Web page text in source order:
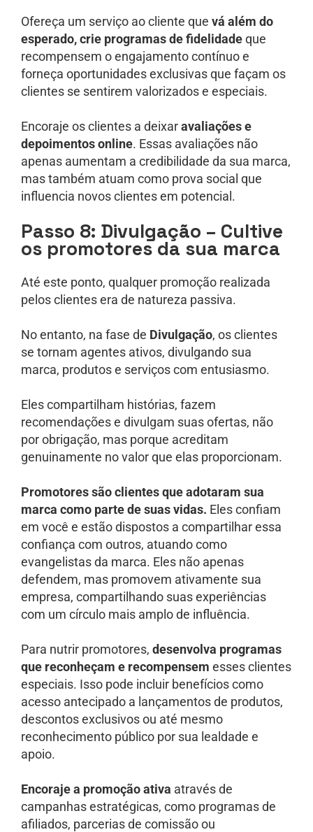
Ofereça um serviço ao cliente que vá além do
esperado, crie programas de fidelidadeque
recompensem o engajamento contínuo e
forneça oportunidades exclusivas que façam os
clientes se sentirem valorizados e especiais.
Encoraje os clientes a deixaravaliações e
depoimentos online. Essas avaliações não
apenas aumentam a credibilidade da sua marca,
mas também atuam como prova social que
influencia novos clientes em potencial.
Passo 8: Divulgação – Cultive
os promotores da sua marca
Até este ponto, qualquer promoção realizada
pelos clientes era de natureza passiva.
No entanto, na fase de Divulgação, os clientes
se tornam agentes ativos, divulgando sua
marca, produtos e serviços com entusiasmo.
Eles compartilham histórias, fazem
recomendações e divulgam suas ofertas, não
por obrigação, mas porque acreditam
genuinamente no valor que elas proporcionam.
Promotores são clientes que adotaram sua
marca como parte de suas vidas. Eles confiam
em você e estão dispostos a compartilhar essa
confiança com outros, atuando como
evangelistas da marca. Eles não apenas
defendem, mas promovem ativamente sua
empresa, compartilhando suas experiências
com um círculo mais amplo de influência.
Para nutrir promotores, desenvolva programas
que reconheçam e recompensem esses clientes
especiais. Isso pode incluir benefícios como
acesso antecipado a lançamentos de produtos,
descontos exclusivos ou até mesmo
reconhecimento público por sua lealdade e
apoio.
Encoraje a promoção ativa através de
campanhas estratégicas, como programas de
afiliados, parcerias de comissão ou